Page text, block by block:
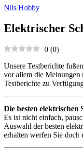
Nils Hobby
Elektrischer
0 (0)
Unsere Testberichte
vor allem die Meinungen
Testberichte zu
Die besten elektrischen
Es ist nicht einfach,
Auswahl der besten
erhalten werfen Sie